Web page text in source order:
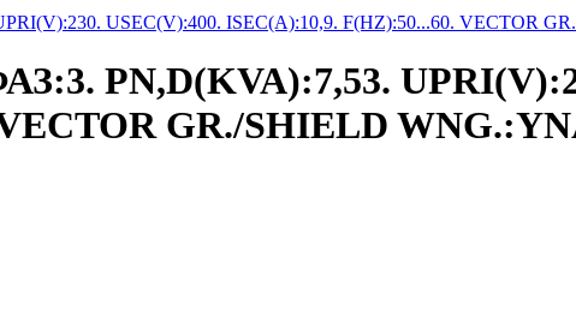
USEC(V):400. ISEC(A):10,9. F(HZ):50...60. VECTOR
PN,D(KVA):7,53.
GR./SHIELD